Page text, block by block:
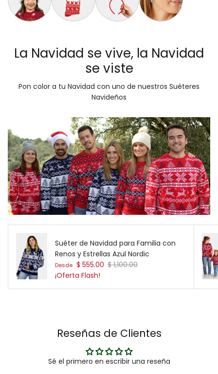
La Navidad se vive, la Navidad
se viste
Pon color a tu Navidad con uno de nuestros Suéteres
Navideños
Suéter de Navidad para Familia con
Renos y Estrellas Azul Nordic
Precio de venta
Desde $ 555.00 Precio normal
$ 1,100.00
¡Oferta Flash!
Reseñas de Clientes
Sé el primero en escribir una reseña